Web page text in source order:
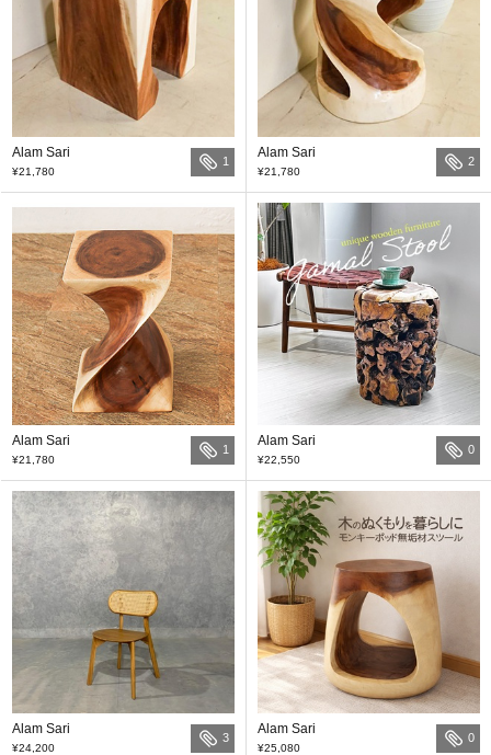
Alam Sari
¥21,780
1
Alam Sari
¥21,780
2
Alam Sari
¥21,780
1
Alam Sari
¥22,550
0
Alam Sari
¥24,200
3
Alam Sari
¥25,080
0